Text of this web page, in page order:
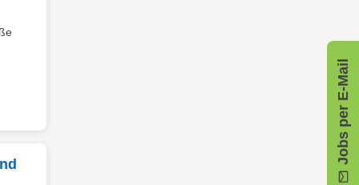
Jobs per E-Mail